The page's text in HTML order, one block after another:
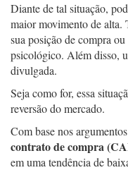
Diante de tal situação,
maior movimento de alta.
sua posição de compra
psicológico. Além disso,
divulgada.
Seja como for, essa
reversão do mercado.
Com base nos
contrato de compra
em uma tendência de